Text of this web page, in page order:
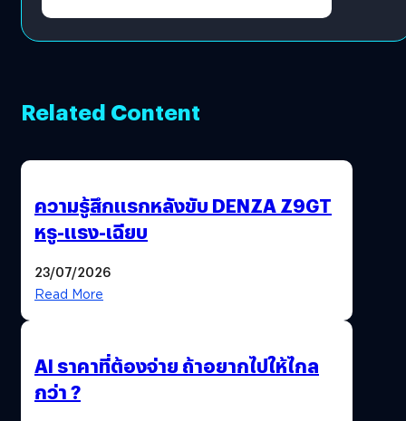
Related Content
ความรู้สึกแรกหลังขับ DENZA Z9GT
หรู-แรง-เฉียบ
23/07/2026
Read More
AI ราคาที่ต้องจ่าย ถ้าอยากไปให้ไกล
กว่า ?